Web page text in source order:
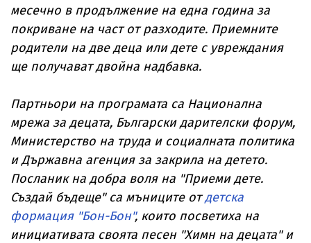
месечно в продължение на една година за
покриване на част от разходите. Приемните
родители на две деца или дете с увреждания
ще получават двойна надбавка.
Партньори на програмата са Национална
мрежа за децата, Български дарителски форум,
Министерство на труда и социалната политика
и Държавна агенция за закрила на детето.
Посланик на добра воля на "Приеми дете.
Създай бъдеще" са мъниците отдетска
формация "Бон-Бон", които посветиха на
инициативата своята песен "Химн на децата" и